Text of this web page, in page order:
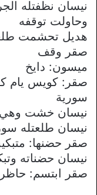
نيسان نظفتله
وحاولت توقفه
هديل تحشمت
صقر وقف
ميسون: دايخ
صقر: كويس يام
سورية
نيسان خشت وهي
نيسان طلعتله
صقر حضنها:
نيسان حضناته
صقر ابتسم: حاظر